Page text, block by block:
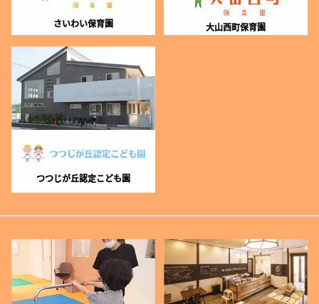
さいわい保育園 大山西町保育園
つつじが丘認定こども園